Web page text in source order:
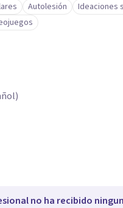
Autolesión
Ideaciones
no ha recibido